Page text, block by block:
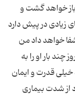
خواهد گشت و
در پیش دارد
شفا خواهد داد من
چند بار او را به
خیلی قدرت و ایمان
از شدت بیماری